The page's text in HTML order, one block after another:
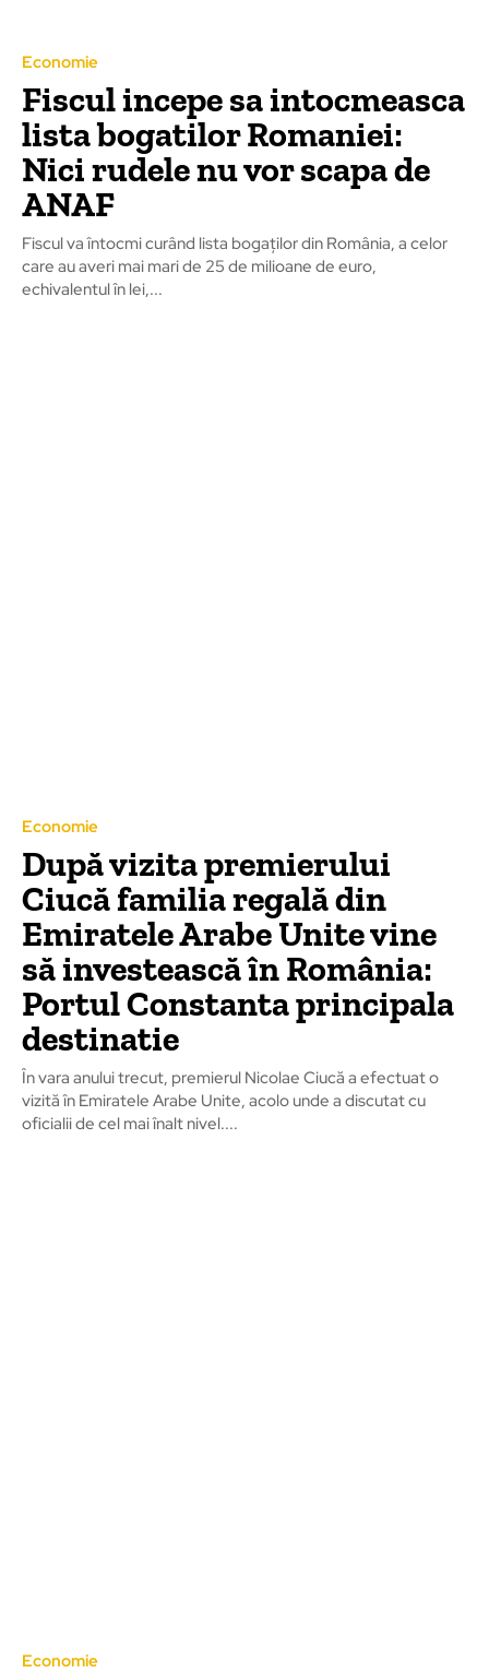
Economie
Fiscul incepe sa intocmeasca
lista bogatilor Romaniei:
Nici rudele nu vor scapa de
ANAF
Fiscul va întocmi curând lista bogaților din România, a celor
care au averi mai mari de 25 de milioane de euro,
echivalentul în lei,...
Economie
După vizita premierului
Ciucă familia regală din
Emiratele Arabe Unite vine
să investească în România:
Portul Constanta principala
destinatie
În vara anului trecut, premierul Nicolae Ciucă a efectuat o
vizită în Emiratele Arabe Unite, acolo unde a discutat cu
oficialii de cel mai înalt nivel....
Economie